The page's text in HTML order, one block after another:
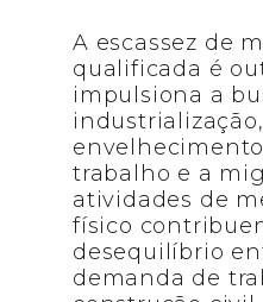
A escassez de
qualificada é
impulsiona a
trabalho e a
atividades de
físico
desequilíbrio
demanda de